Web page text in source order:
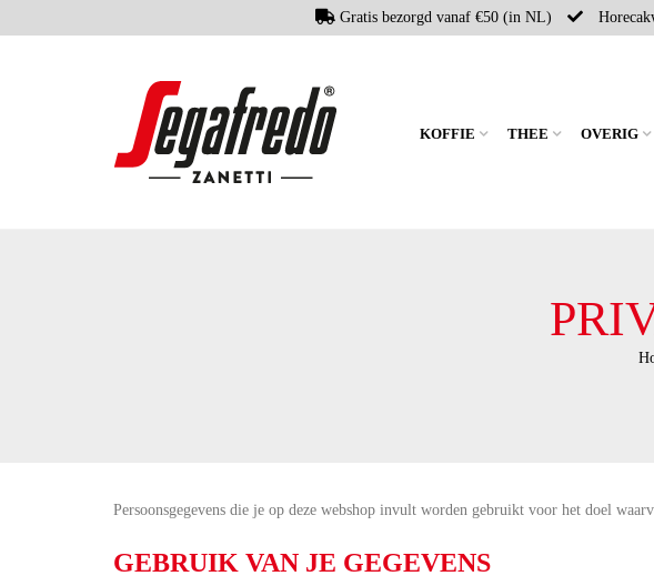
Gratis bezorgd vanaf €50 (in NL)
KOFFIE THEE OVERIG
Persoonsgegevens die je op deze webshop invult worden gebruikt voor het doel
GEBRUIK VAN JE GEGEVENS